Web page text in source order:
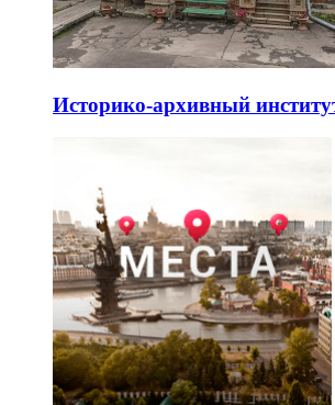
Историко-архивный